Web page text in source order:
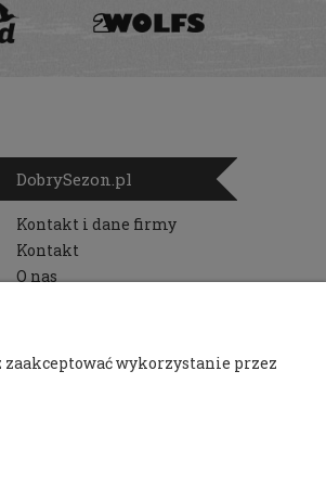
DobrySezon.pl
Kontakt i dane firmy
Kontakt
O nas
wykorzystanie przez